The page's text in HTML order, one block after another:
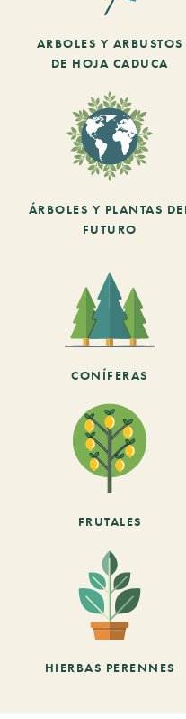
ARBOLES Y ARBUSTOS
DE HOJA CADUCA
ÁRBOLES Y PLANTAS
FUTURO
CONÍFERAS
FRUTALES
HIERBAS PERENNES